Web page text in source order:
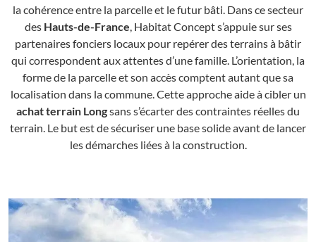
la cohérence entre la parcelle et le futur bâti. Dans ce secteur
des Hauts-de-France, Habitat Concept s’appuie sur ses
partenaires fonciers locaux pour repérer des terrains à bâtir
qui correspondent aux attentes d’une famille. L’orientation, la
forme de la parcelle et son accès comptent autant que sa
localisation dans la commune. Cette approche aide à cibler un
achat terrain Longsans s’écarter des contraintes réelles du
terrain. Le but est de sécuriser une base solide avant de lancer
les démarches liées à la construction.